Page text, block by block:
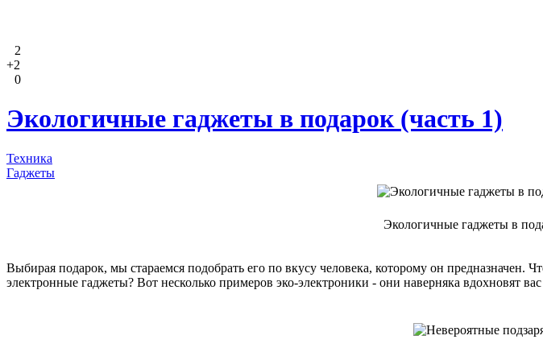
2
+2
0
Экологичные гаджеты в подарок (часть 1)
Техника
Гаджеты
Экологичные гаджеты в
Выбирая подарок, мы стараемся подобрать его по вкусу человека, которому он предназначен.
электронные гаджеты? Вот несколько примеров эко-электроники - они наверняка вдохновят